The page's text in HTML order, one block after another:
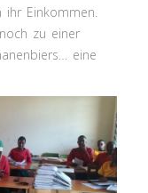
Einkommen.
zu einer
eine